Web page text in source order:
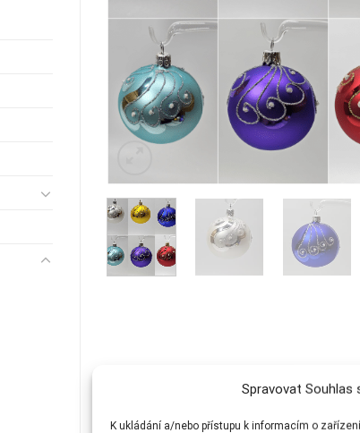
Spravovat Souhlas
K ukládání a/nebo přístupu k informacím o